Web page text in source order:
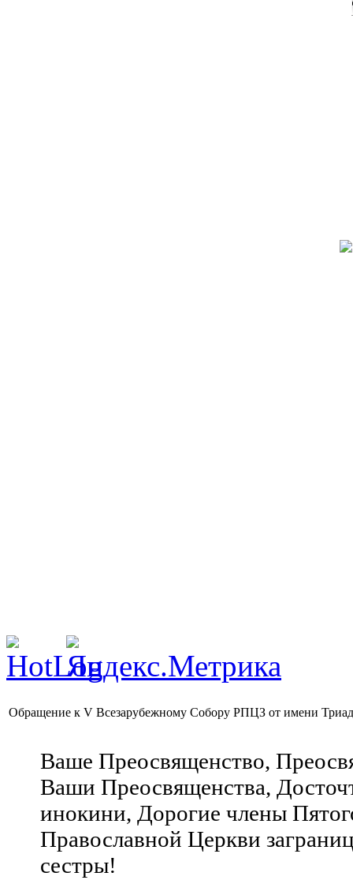
Обращение к V Всезарубежному Собору РПЦЗ от имени
Ваше Преосвященство,
Ваши Преосвященства,
инокини, Дорогие члены
Православной Церкви
сестры!